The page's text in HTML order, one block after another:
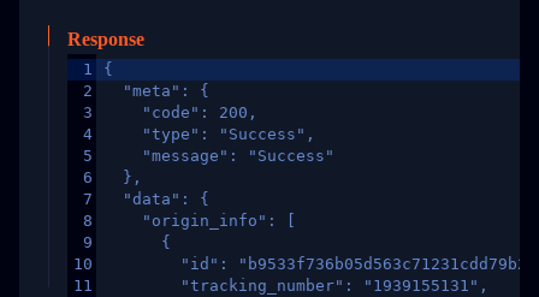
Response
1
2
3
4
5
6
7
8
9
10
11
{
  "meta": {
    "code": 200,
    "type": "Success",
    "message": "Success"
  },
  "data": {
    "origin_info": [
      {
"id":
        "tracking_number": "1939155131",